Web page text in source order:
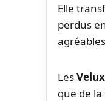
Elle
perdus
LesVelux
que de